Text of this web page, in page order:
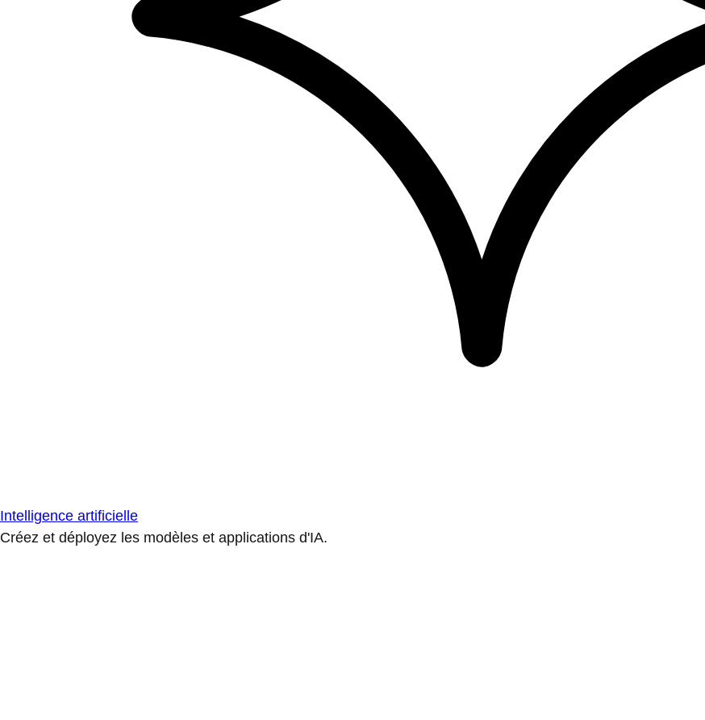
Intelligence artificielle
Créez et déployez les modèles et applications d'IA.